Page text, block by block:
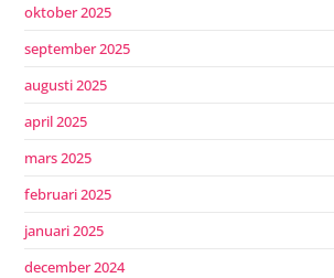
oktober 2025
september 2025
augusti 2025
april 2025
mars 2025
februari 2025
januari 2025
december 2024